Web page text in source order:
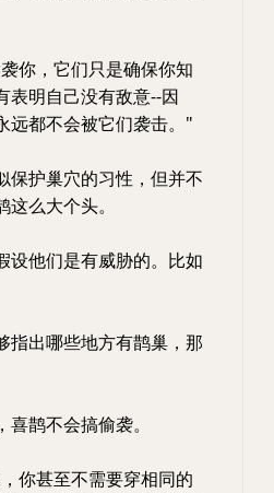
你，它们只是确保你知
表明自己没有敌意--因
远都不会被它们袭击。"
保护巢穴的习性，但并不
么大个头。
设他们是有威胁的。比如
指出哪些地方有鹊巢，那
鹊不会搞偷袭。
你甚至不需要穿相同的